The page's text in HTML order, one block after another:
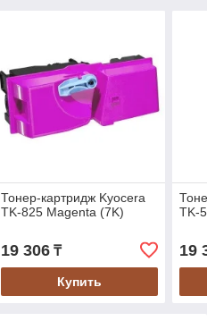
Тонер-картридж Kyocera
TK-825 Magenta (7K)
19 306₸
Купить
TK-
19